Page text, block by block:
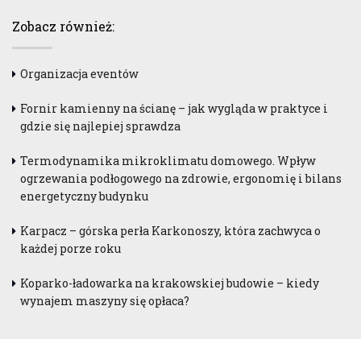
Zobacz również:
Organizacja eventów
Fornir kamienny na ścianę – jak wygląda w praktyce i
gdzie się najlepiej sprawdza
Termodynamika mikroklimatu domowego. Wpływ
ogrzewania podłogowego na zdrowie, ergonomię i bilans
energetyczny budynku
Karpacz – górska perła Karkonoszy, która zachwyca o
każdej porze roku
Koparko-ładowarka na krakowskiej budowie – kiedy
wynajem maszyny się opłaca?